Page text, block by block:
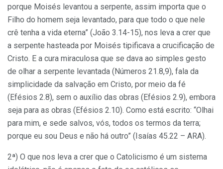
porque Moisés levantou a serpente, assim importa que o
Filho do homem seja levantado, para que todo o que nele
crê tenha a vida eterna” (João 3.14-15), nos leva a crer que
a serpente hasteada por Moisés tipificava a crucificação de
Cristo. E a cura miraculosa que se dava ao simples gesto
de olhar a serpente levantada (Números 21.8,9), fala da
simplicidade da salvação em Cristo, por meio da fé
(Efésios 2.8), sem o auxílio das obras (Efésios 2.9), embora
seja para as obras (Efésios 2.10). Como está escrito: “Olhai
para mim, e sede salvos, vós, todos os termos da terra;
porque eu sou Deus e não há outro” (Isaías 45.22 – ARA).
2ª) O que nos leva a crer que o Catolicismo é um sistema